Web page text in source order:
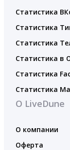
Статистика
Статистика
Статистика
Статистика в
Статистика
Статистика
О LiveDune
О компании
Оферта